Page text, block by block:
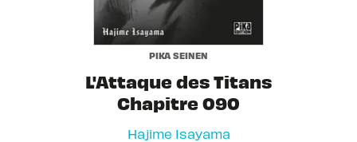
PIKA SEINEN
L'Attaque des Titans
Chapitre 090
Hajime Isayama